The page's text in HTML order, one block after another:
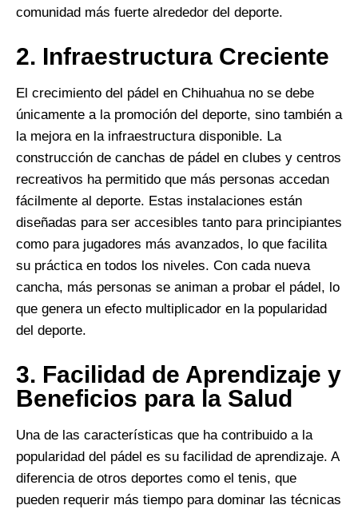
comunidad más fuerte alrededor del deporte.
2. Infraestructura Creciente
El crecimiento del pádel en Chihuahua no se debe
únicamente a la promoción del deporte, sino también a
la mejora en la infraestructura disponible. La
construcción de canchas de pádel en clubes y centros
recreativos ha permitido que más personas accedan
fácilmente al deporte. Estas instalaciones están
diseñadas para ser accesibles tanto para principiantes
como para jugadores más avanzados, lo que facilita
su práctica en todos los niveles. Con cada nueva
cancha, más personas se animan a probar el pádel, lo
que genera un efecto multiplicador en la popularidad
del deporte.
3. Facilidad de Aprendizaje y
Beneficios para la Salud
Una de las características que ha contribuido a la
popularidad del pádel es su facilidad de aprendizaje. A
diferencia de otros deportes como el tenis, que
pueden requerir más tiempo para dominar las técnicas